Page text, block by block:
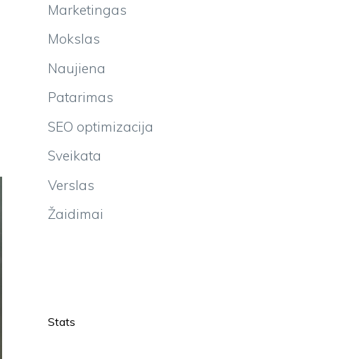
Marketingas
Mokslas
Naujiena
Patarimas
SEO optimizacija
Sveikata
Verslas
Žaidimai
Stats